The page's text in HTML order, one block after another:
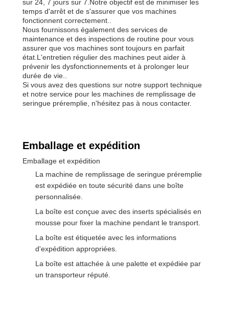
sur 24, 7 jours sur 7.Notre objectif est de minimiser les
temps d'arrêt et de s'assurer que vos machines
fonctionnent correctement..
Nous fournissons également des services de
maintenance et des inspections de routine pour vous
assurer que vos machines sont toujours en parfait
état.L'entretien régulier des machines peut aider à
prévenir les dysfonctionnements et à prolonger leur
durée de vie..
Si vous avez des questions sur notre support technique
et notre service pour les machines de remplissage de
seringue préremplie, n'hésitez pas à nous contacter.
Emballage et expédition
Emballage et expédition
La machine de remplissage de seringue préremplie
est expédiée en toute sécurité dans une boîte
personnalisée.
La boîte est conçue avec des inserts spécialisés en
mousse pour fixer la machine pendant le transport.
La boîte est étiquetée avec les informations
d'expédition appropriées.
La boîte est attachée à une palette et expédiée par
un transporteur réputé.